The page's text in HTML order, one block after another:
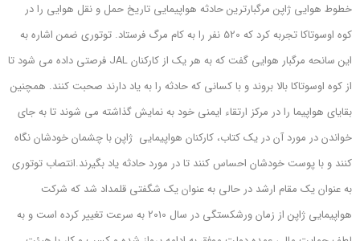
خطوط هوایی ژاپن مرگبارترین حادثه هواپیمایی تاریخ حمل و نقل هوایی را در
کوه اوسوتاکا تجربه کرد که 520 نفر را به کام مرگ فرستاد.
توتوری ضمن اشاره به
این سانحه مرگبار هوایی گفت که به هر یک از کارکنان JAL فرصتی داده می شود تا
از کوه اوسوتاکا بالا بروند و با کسانی که حادثه را به یاد دارند صحبت کنند. همچنین
بقایای هواپیما را در مرکز ارتقاء ایمنی خود به نمایش گذاشته می شوند تا به جای
خواندن در مورد آن در یک کتاب، کارکنان هواپیمایی ژاپن با چشمان خودشان نگاه
کنند و با پوست خودشان احساس کنند تا در مورد حادثه یاد بگیرند.انتصاب توتوری
به عنوان یک مقام ارشد در حالی به عنوان یک شگفتی قلمداد شد که شرکت
هواپیمایی ژاپن از زمان ورشکستگی در سال 2010 به سرعت تغییر کرده است و به